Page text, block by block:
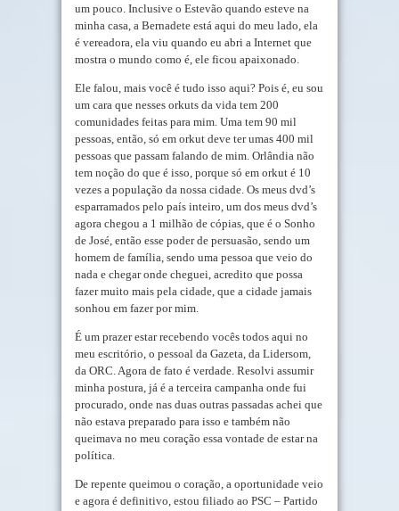
um pouco. Inclusive o Estevão quando esteve na
minha casa, a Bernadete está aqui do meu lado, ela
é vereadora, ela viu quando eu abri a Internet que
mostra o mundo como é, ele ficou apaixonado.
Ele falou, mais você é tudo isso aqui? Pois é, eu sou
um cara que nesses orkuts da vida tem 200
comunidades feitas para mim. Uma tem 90 mil
pessoas, então, só em orkut deve ter umas 400 mil
pessoas que passam falando de mim. Orlândia não
tem noção do que é isso, porque só em orkut é 10
vezes a população da nossa cidade. Os meus dvd’s
esparramados pelo país inteiro, um dos meus dvd’s
agora chegou a 1 milhão de cópias, que é o Sonho
de José, então esse poder de persuasão, sendo um
homem de família, sendo uma pessoa que veio do
nada e chegar onde cheguei, acredito que possa
fazer muito mais pela cidade, que a cidade jamais
sonhou em fazer por mim.
É um prazer estar recebendo vocês todos aqui no
meu escritório, o pessoal da Gazeta, da Lidersom,
da ORC. Agora de fato é verdade. Resolvi assumir
minha postura, já é a terceira campanha onde fui
procurado, onde nas duas outras passadas achei que
não estava preparado para isso e também não
queimava no meu coração essa vontade de estar na
política.
De repente queimou o coração, a oportunidade veio
e agora é definitivo, estou filiado ao PSC – Partido